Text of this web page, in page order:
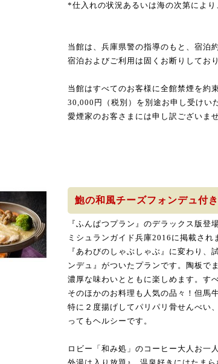
*仕入れの状況あるいは海の次第により
当館は、兵庫県警の指導のもと、宿泊
宿泊およびご利用は固くお断りしており
当館はすべてのお客様に全館禁煙を約
30,000円（税別）を別途お申し受けい
愛煙家のお客さまには申し訳ございま
鮑の和風チーズフォンデュ付
『ふんぱつプラン』のデラックス版登
ミシュランガイド兵庫2016に掲載され
『あわびのしゃぶしゃぶ』に変わり
ンデュ』がついたプランです。陶板で
濃厚な味わいとともに楽しめます。す
そのほかのお料理も人気の品々！但馬
特に２度揚げしてパリパリ骨せんべい
ってもヘルシーです。
ロビー「和み処」のコーヒー大人お一